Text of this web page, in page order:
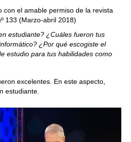
con el amable permiso de la revista
133 (Marzo-abril 2018)
estudiante? ¿Cuáles fueron tus
¿Por qué escogiste el
estudio para tus habilidades como
excelentes. En este aspecto,
estudiante.